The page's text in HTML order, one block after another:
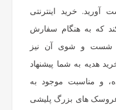
خرید اینترنتی
که به هنگام سفارش
شست و شوی آن نیز
هدیه به شما پیشنهاد
و مناسبت موجود به
عروسک های بزرگ پلیشی